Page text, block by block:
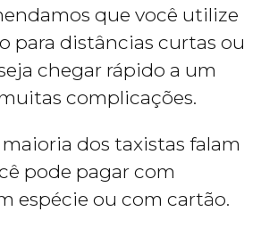
que você utilize
para distâncias curtas ou
chegar rápido a um
complicações.
maioria dos taxistas falam
pode pagar com
espécie ou com cartão.